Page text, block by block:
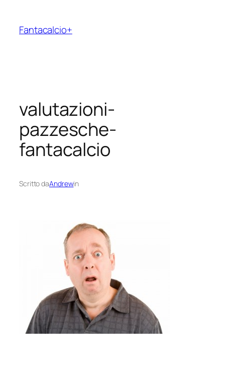
contenuto
Fantacalcio+
valutazioni-
pazzesche-
fantacalcio
Scritto daAndrewin